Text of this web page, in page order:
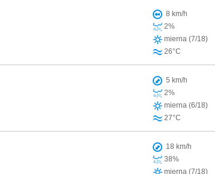
8 km/h
2%
mierna (7/18)
26°C
5 km/h
2%
mierna (6/18)
27°C
18 km/h
38%
mierna (7/18)